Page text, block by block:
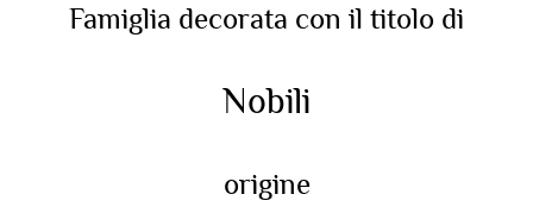
Famiglia decorata con il titolo di
Nobili
origine